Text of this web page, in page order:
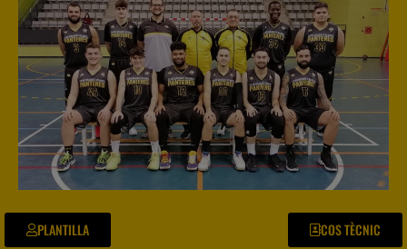
PLANTILLA COS TÈCNIC